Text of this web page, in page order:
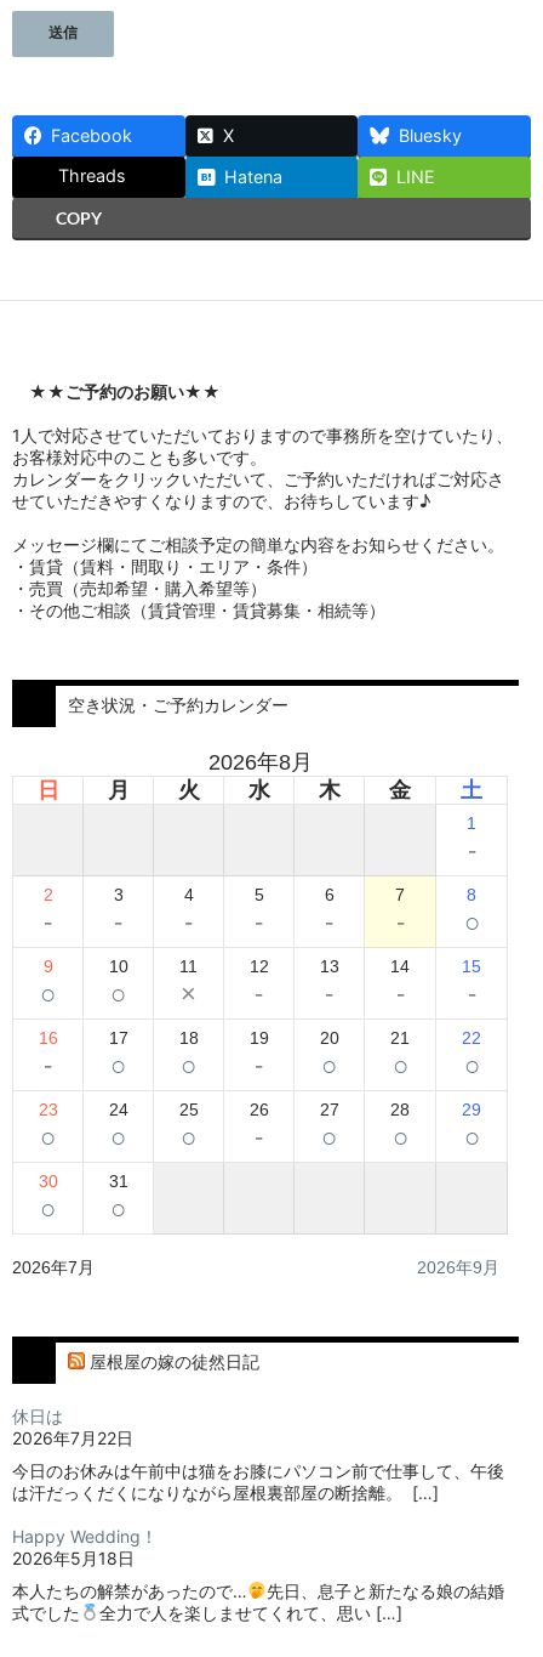
Facebook X
Bluesky
Threads
Hatena
LINE
COPY
★★ご予約のお願い★★
1人で対応させていただいておりますので事務所を空けていたり、
お客様対応中のことも多いです。
カレンダーをクリックいただいて、ご予約いただければご対応さ
せていただきやすくなりますので、お待ちしています♪
メッセージ欄にてご相談予定の簡単な内容をお知らせください。
・賃貸（賃料・間取り・エリア・条件）
・売買（売却希望・購入希望等）
・その他ご相談（賃貸管理・賃貸募集・相続等）
空き状況・ご予約カレンダー
2026年8月
日
月 火 水 木 金 土
1
-
2
-
3
-
4
-
5
-
6
-
7
-
8
○
9
○
10
○
11
×
12
-
13
-
14
-
15
-
16
-
17
○
18
○
19
-
20
○
21
○
22
○
23
○
24
○
25
○
26
-
27
○
28
○
29
○
30
○
31
○
2026年7月 2026年9月
屋根屋の嫁の徒然日記
休日は
2026年7月22日
今日のお休みは午前中は猫をお膝にパソコン前で仕事して、午後
は汗だっくだくになりながら屋根裏部屋の断捨離。⁡ ⁡ […]
Happy Wedding！
2026年5月18日
本人たちの解禁があったので…
⁡⁡先日、息子と新たなる娘の結婚
式でした
⁡⁡⁡全力で人を楽しませてくれて、思い […]